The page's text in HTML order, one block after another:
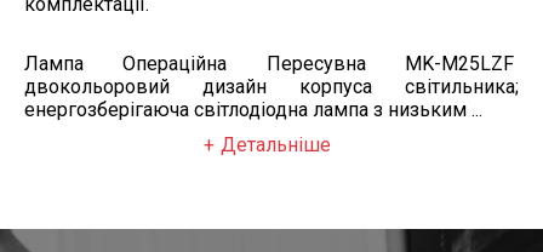
Лампа Операційна Пересувна MK-M25LZF
двокольоровий дизайн корпуса світильника;
енергозберігаюча світлодіодна лампа з низьким ...
Детальніше